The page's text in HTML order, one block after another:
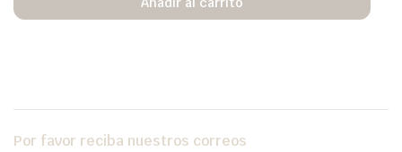
Por favor reciba nuestros correos